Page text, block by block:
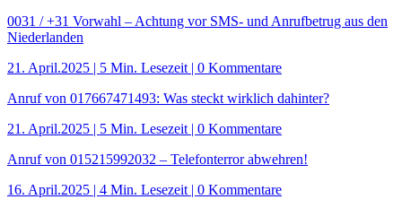
0031 / +31 Vorwahl – Achtung vor SMS- und Anrufbetrug aus den
Niederlanden
21. April.2025 | 5 Min. Lesezeit| 0 Kommentare
Anruf von 017667471493: Was steckt wirklich dahinter?
21. April.2025 | 5 Min. Lesezeit| 0 Kommentare
Anruf von 015215992032 – Telefonterror abwehren!
16. April.2025 | 4 Min. Lesezeit| 0 Kommentare